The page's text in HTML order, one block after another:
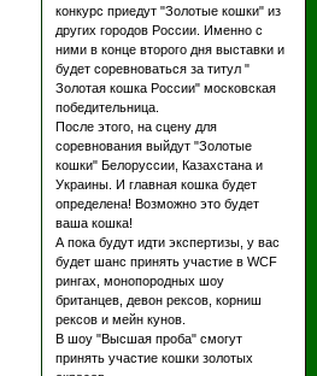
конкурс приедут "Золотые кошки" из
других городов России. Именно с
ними в конце второго дня выставки и
будет соревноваться за титул "
Золотая кошка России" московская
победительница.
После этого, на сцену для
соревнования выйдут "Золотые
кошки" Белоруссии, Казахстана и
Украины. И главная кошка будет
определена! Возможно это будет
ваша кошка!
А пока будут идти экспертизы, у вас
будет шанс принять участие в WCF
рингах, монопородных шоу
британцев, девон рексов, корниш
рексов и мейн кунов.
В шоу "Высшая проба" смогут
принять участие кошки золотых